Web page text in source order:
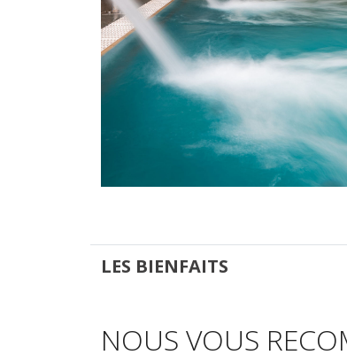
LES BIENFAITS
NOUS VOUS